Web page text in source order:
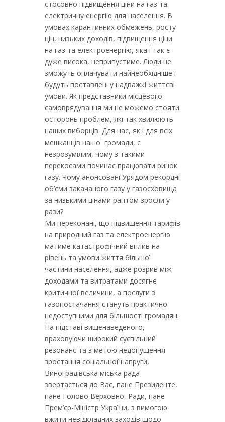
стосовно підвищення ціни на газ та
електричну енергію для населення. В
умовах карантинних обмежень, росту
цін, низьких доходів, підвищення ціни
на газ та електроенергію, яка і так є
дуже висока, неприпустиме. Люди не
зможуть оплачувати найнеобхідніше і
будуть поставлені у надважкі життєві
умови. Як представники місцевого
самоврядування ми не можемо стояти
осторонь проблем, які так хвилюють
наших виборців. Для нас, як і для всіх
мешканців нашої громади, є
незрозумілим, чому з такими
перекосами починає працювати ринок
газу. Чому анонсовані Урядом рекордні
об’єми закачаного газу у газосховища
за низькими цінами раптом зросли у
рази?
Ми переконані, що підвищення тарифів
на природний газ та електроенергію
матиме катастрофічний вплив на
рівень та умови життя більшої
частини населення, адже розрив між
доходами та витратами досягне
критичної величини, а послуги з
газопостачання стануть практично
недоступними для більшості громадян.
На підставі вищенаведеного,
враховуючи широкий суспільний
резонанс та з метою недопущення
зростання соціальної напруги,
Виноградівська міська рада
звертається до Вас, пане Президенте,
пане Голово Верховної Ради, пане
Прем’єр-Міністр України, з вимогою
вжити невідкладних заходів щодо